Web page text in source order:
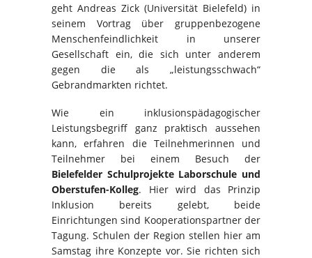
geht Andreas Zick (Universität Bielefeld) in
seinem Vortrag über gruppenbezogene
Menschenfeindlichkeit in unserer
Gesellschaft ein, die sich unter anderem
gegen die als „leistungsschwach“
Gebrandmarkten richtet.
Wie ein inklusionspädagogischer
Leistungsbegriff ganz praktisch aussehen
kann, erfahren die Teilnehmerinnen und
Teilnehmer bei einem Besuch der
Bielefelder Schulprojekte Laborschule und
Oberstufen-Kolleg. Hier wird das Prinzip
Inklusion bereits gelebt, beide
Einrichtungen sind Kooperationspartner der
Tagung. Schulen der Region stellen hier am
Samstag ihre Konzepte vor. Sie richten sich